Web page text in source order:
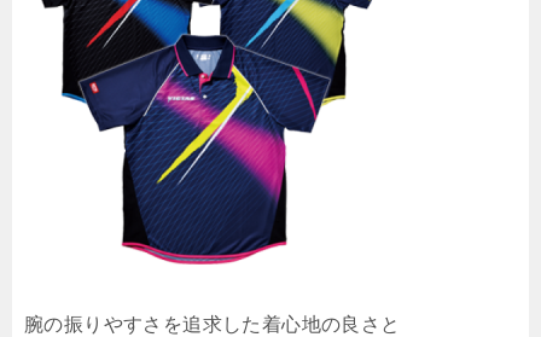
腕の振りやすさを追求した着心地の良さと